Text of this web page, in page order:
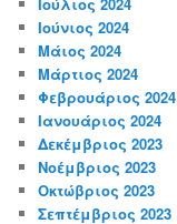
Ιούνιος 2024
Μάιος 2024
Μάρτιος 2024
Φεβρουάριος 2024
Ιανουάριος 2024
Δεκέμβριος 2023
Νοέμβριος 2023
Οκτώβριος 2023
Σεπτέμβριος 2023